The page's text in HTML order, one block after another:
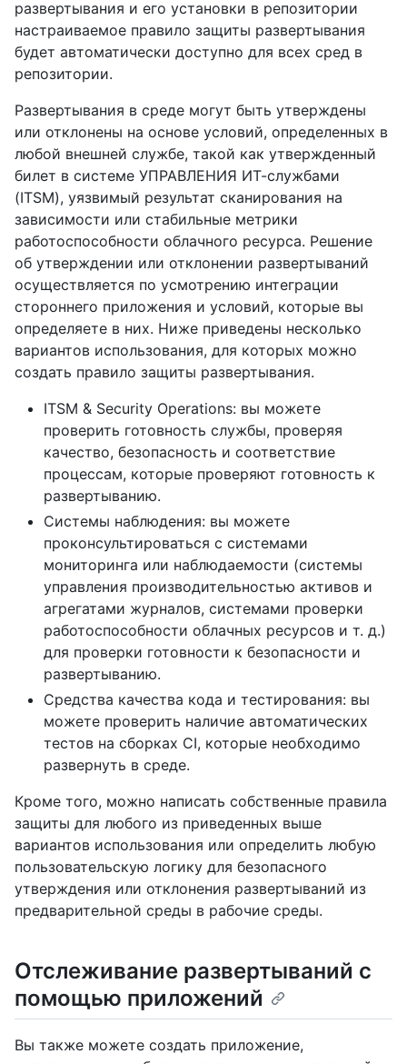
развертывания и его установки в репозитории
настраиваемое правило защиты развертывания
будет автоматически доступно для всех сред в
репозитории.
Развертывания в среде могут быть утверждены
или отклонены на основе условий, определенных в
любой внешней службе, такой как утвержденный
билет в системе УПРАВЛЕНИЯ ИТ-службами
(ITSM), уязвимый результат сканирования на
зависимости или стабильные метрики
работоспособности облачного ресурса. Решение
об утверждении или отклонении развертываний
осуществляется по усмотрению интеграции
стороннего приложения и условий, которые вы
определяете в них. Ниже приведены несколько
вариантов использования, для которых можно
создать правило защиты развертывания.
ITSM & Security Operations: вы можете
проверить готовность службы, проверяя
качество, безопасность и соответствие
процессам, которые проверяют готовность к
развертыванию.
Системы наблюдения: вы можете
проконсультироваться с системами
мониторинга или наблюдаемости (системы
управления производительностью активов и
агрегатами журналов, системами проверки
работоспособности облачных ресурсов и т. д.)
для проверки готовности к безопасности и
развертыванию.
Средства качества кода и тестирования: вы
можете проверить наличие автоматических
тестов на сборках CI, которые необходимо
развернуть в среде.
Кроме того, можно написать собственные правила
защиты для любого из приведенных выше
вариантов использования или определить любую
пользовательскую логику для безопасного
утверждения или отклонения развертываний из
предварительной среды в рабочие среды.
Отслеживание развертываний с
помощью приложений
Вы также можете создать приложение,